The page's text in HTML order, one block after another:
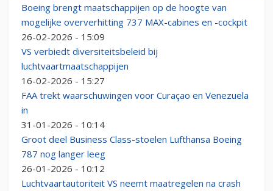
Boeing brengt maatschappijen op de hoogte van
mogelijke oververhitting 737 MAX-cabines en -cockpit
26-02-2026 - 15:09
VS verbiedt diversiteitsbeleid bij
luchtvaartmaatschappijen
16-02-2026 - 15:27
FAA trekt waarschuwingen voor Curaçao en Venezuela
in
31-01-2026 - 10:14
Groot deel Business Class-stoelen Lufthansa Boeing
787 nog langer leeg
26-01-2026 - 10:12
Luchtvaartautoriteit VS neemt maatregelen na crash